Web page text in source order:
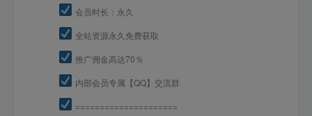
会员时长：永久
全站资源永久免费获取
推广佣金高达70％
内部会员专属【QQ】交流群
=====================